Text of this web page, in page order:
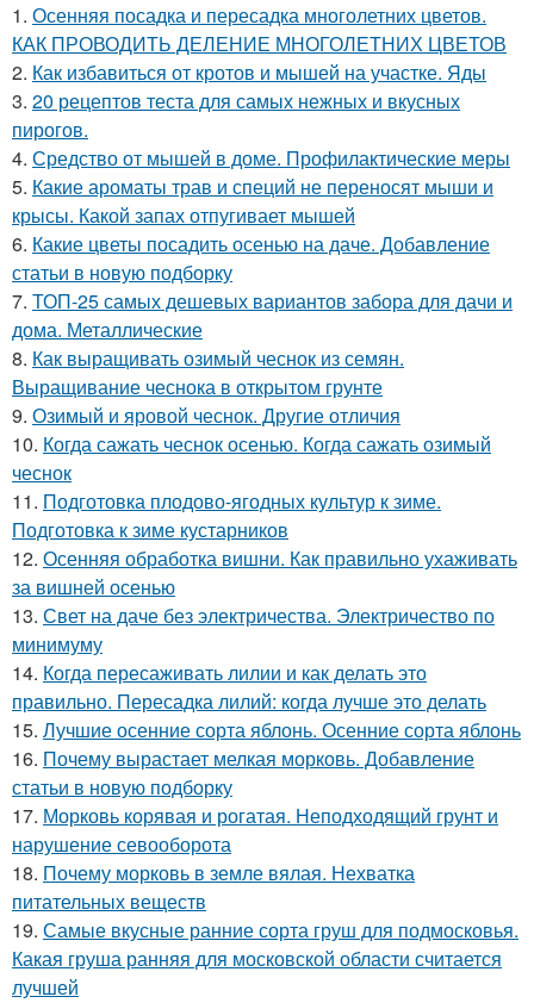
1. Осенняя посадка и пересадка многолетних цветов.
КАК ПРОВОДИТЬ ДЕЛЕНИЕ МНОГОЛЕТНИХ ЦВЕТОВ
2. Как избавиться от кротов и мышей на участке. Яды
3. 20 рецептов теста для самых нежных и вкусных
пирогов.
4. Средство от мышей в доме. Профилактические меры
5. Какие ароматы трав и специй не переносят мыши и
крысы. Какой запах отпугивает мышей
6. Какие цветы посадить осенью на даче. Добавление
статьи в новую подборку
7. ТОП-25 самых дешевых вариантов забора для дачи и
дома. Металлические
8. Как выращивать озимый чеснок из семян.
Выращивание чеснока в открытом грунте
9. Озимый и яровой чеснок. Другие отличия
10. Когда сажать чеснок осенью. Когда сажать озимый
чеснок
11. Подготовка плодово-ягодных культур к зиме.
Подготовка к зиме кустарников
12. Осенняя обработка вишни. Как правильно ухаживать
за вишней осенью
13. Свет на даче без электричества. Электричество по
минимуму
14. Когда пересаживать лилии и как делать это
правильно. Пересадка лилий: когда лучше это делать
15. Лучшие осенние сорта яблонь. Осенние сорта яблонь
16. Почему вырастает мелкая морковь. Добавление
статьи в новую подборку
17. Морковь корявая и рогатая. Неподходящий грунт и
нарушение севооборота
18. Почему морковь в земле вялая. Нехватка
питательных веществ
19. Самые вкусные ранние сорта груш для подмосковья.
Какая груша ранняя для московской области считается
лучшей